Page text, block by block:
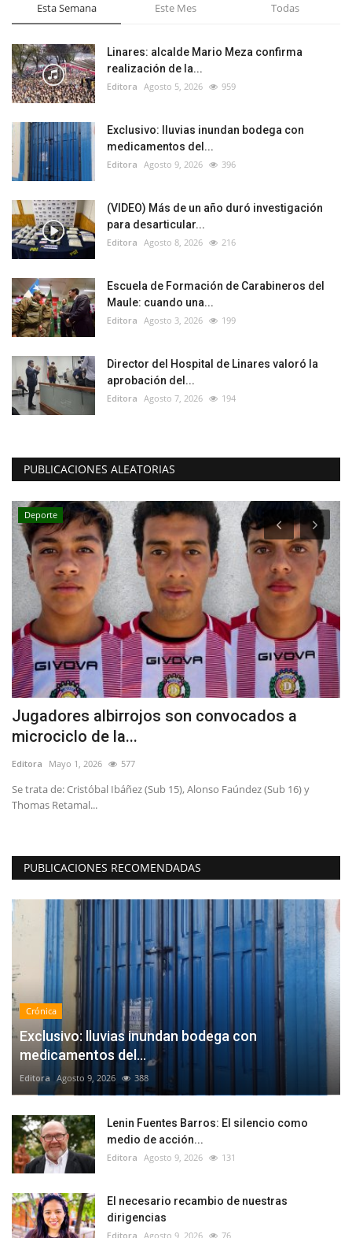
Esta Semana Este Mes Todas
Linares: alcalde Mario Meza confirma
realización de la...
Editora Agosto 5, 2026 959
Exclusivo: lluvias inundan bodega con
medicamentos del...
Editora Agosto 9, 2026 396
(VIDEO) Más de un año duró investigación
para desarticular...
Editora Agosto 8, 2026 216
Escuela de Formación de Carabineros del
Maule: cuando una...
Editora Agosto 3, 2026 199
Director del Hospital de Linares valoró la
aprobación del...
Editora Agosto 7, 2026 194
PUBLICACIONES ALEATORIAS
a
16) y
Tribunales
(VIDEO) Prisión preventiva para dos
imputados por crimen...
Editora Mayo 18, 2026
Los hechos ocurrieron en abril del año pasado en la vía
PUBLICACIONES RECOMENDADAS
Crónica
Exclusivo: lluvias inundan bodega con
medicamentos del...
Editora Agosto 9, 2026 388
Lenin Fuentes Barros: El silencio como
medio de acción...
Editora Agosto 9, 2026 131
El necesario recambio de nuestras
dirigencias
Editora Agosto 9, 2026 76